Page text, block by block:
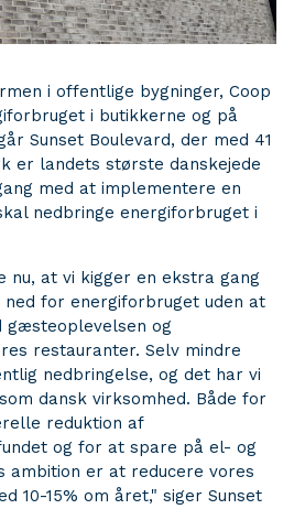
i offentlige bygninger, Coop
i butikkerne og på
Sunset Boulevard, der med 41
er landets største danskejede
med at implementere en
nedbringe energiforbruget i
nu, at vi kigger en ekstra gang
ned for energiforbruget uden at
gæsteoplevelsen og
restauranter. Selv mindre
nedbringelse, og det har vi
dansk virksomhed. Både for
reduktion af
og for at spare på el- og
ambition er at reducere vores
10-15% om året," siger Sunset